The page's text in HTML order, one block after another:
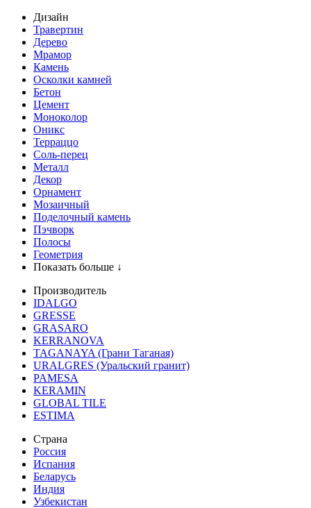
Дизайн
Травертин
Дерево
Мрамор
Камень
Осколки камней
Бетон
Цемент
Моноколор
Оникс
Терраццо
Соль-перец
Металл
Декор
Орнамент
Мозаичный
Поделочный камень
Пэчворк
Полосы
Геометрия
Показать больше ↓
Производитель
IDALGO
GRESSE
GRASARO
KERRANOVA
TAGANAYA (Грани Таганая)
URALGRES (Уральский гранит)
PAMESA
KERAMIN
GLOBAL TILE
ESTIMA
Страна
Россия
Испания
Беларусь
Индия
Узбекистан